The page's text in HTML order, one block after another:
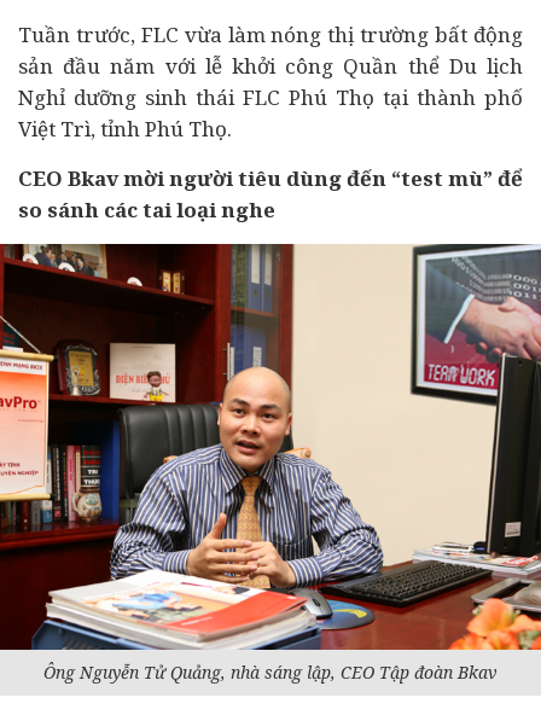
Tuần trước, FLC vừa làm nóng thị trường bất động
sản đầu năm với lễ khởi công Quần thể Du lịch
Nghỉ dưỡng sinh thái FLC Phú Thọ tại thành phố
Việt Trì, tỉnh Phú Thọ.
CEO Bkav mời người tiêu dùng đến “test mù” để
so sánh các tai loại nghe
Ông Nguyễn Tử Quảng, nhà sáng lập, CEO Tập đoàn Bkav